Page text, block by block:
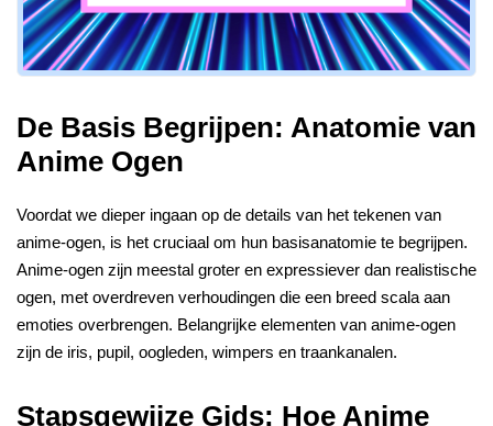
De Basis Begrijpen: Anatomie van
Anime Ogen
Voordat we dieper ingaan op de details van het tekenen van
anime-ogen, is het cruciaal om hun basisanatomie te begrijpen.
Anime-ogen zijn meestal groter en expressiever dan realistische
ogen, met overdreven verhoudingen die een breed scala aan
emoties overbrengen. Belangrijke elementen van anime-ogen
zijn de iris, pupil, oogleden, wimpers en traankanalen.
Stapsgewijze Gids: Hoe Anime